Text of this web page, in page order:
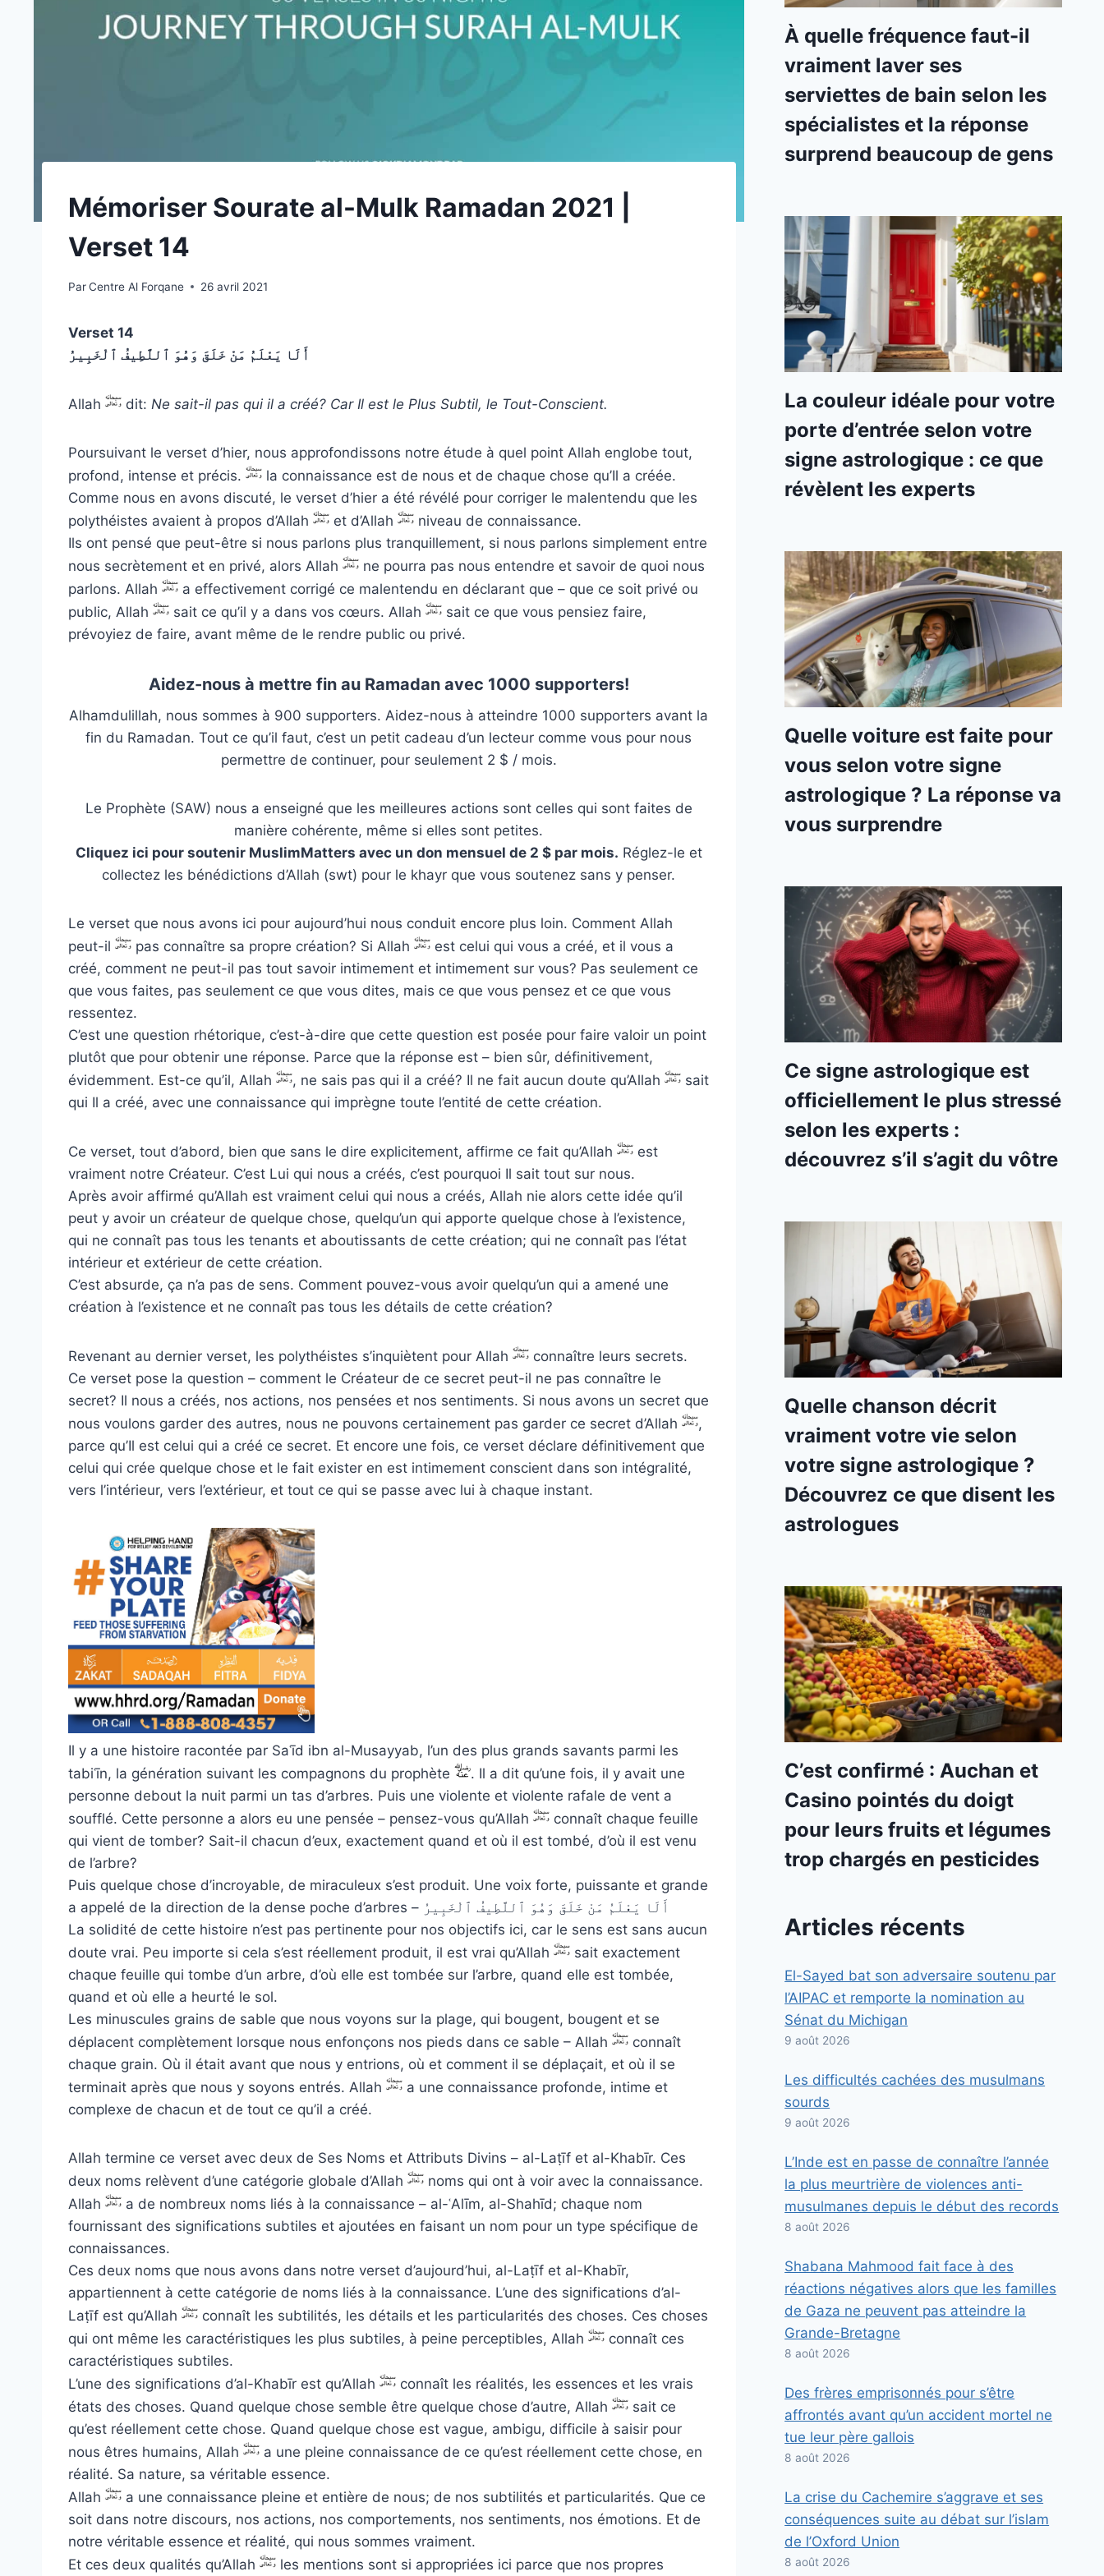
Mémoriser Sourate al-Mulk Ramadan 2021 |
Verset 14
ParCentre Al Forqane 26 avril 2021
Verset 14
أَلَا يَعْلَمُ مَنْ خَلَقَ وَهُوَ ٱللَّطِيفُ ٱلْخَبِيرُ
Allah dit: Ne sait-il pas qui il a créé? Car Il est le Plus Subtil, le Tout-Conscient.
Poursuivant le verset d’hier, nous approfondissons notre étude à quel point Allah englobe tout,
profond, intense et précis.
la connaissance est de nous et de chaque chose qu’Il a créée.
Comme nous en avons discuté, le verset d’hier a été révélé pour corriger le malentendu que les
polythéistes avaient à propos d’Allah
et d’Allah
niveau de connaissance.
Ils ont pensé que peut-être si nous parlons plus tranquillement, si nous parlons simplement entre
nous secrètement et en privé, alors Allah
ne pourra pas nous entendre et savoir de quoi nous
parlons. Allah
a effectivement corrigé ce malentendu en déclarant que – que ce soit privé ou
public, Allah
sait ce qu’il y a dans vos cœurs. Allah
sait ce que vous pensiez faire,
prévoyiez de faire, avant même de le rendre public ou privé.
Aidez-nous à mettre fin au Ramadan avec 1000 supporters!
Alhamdulillah, nous sommes à 900 supporters. Aidez-nous à atteindre 1000 supporters avant la
fin du Ramadan. Tout ce qu’il faut, c’est un petit cadeau d’un lecteur comme vous pour nous
permettre de continuer, pour seulement 2 $ / mois.
Le Prophète (SAW) nous a enseigné que les meilleures actions sont celles qui sont faites de
manière cohérente, même si elles sont petites.
Cliquez ici pour soutenir MuslimMatters avec un don mensuel de 2 $ par mois. Réglez-le et
collectez les bénédictions d’Allah (swt) pour le khayr que vous soutenez sans y penser.
Le verset que nous avons ici pour aujourd’hui nous conduit encore plus loin. Comment Allah
peut-il
pas connaître sa propre création? Si Allah
est celui qui vous a créé, et il vous a
créé, comment ne peut-il pas tout savoir intimement et intimement sur vous? Pas seulement ce
que vous faites, pas seulement ce que vous dites, mais ce que vous pensez et ce que vous
ressentez.
C’est une question rhétorique, c’est-à-dire que cette question est posée pour faire valoir un point
plutôt que pour obtenir une réponse. Parce que la réponse est – bien sûr, définitivement,
évidemment. Est-ce qu’il, Allah
, ne sais pas qui il a créé? Il ne fait aucun doute qu’Allah
sait
qui Il a créé, avec une connaissance qui imprègne toute l’entité de cette création.
Ce verset, tout d’abord, bien que sans le dire explicitement, affirme ce fait qu’Allah
est
vraiment notre Créateur. C’est Lui qui nous a créés, c’est pourquoi Il sait tout sur nous.
Après avoir affirmé qu’Allah est vraiment celui qui nous a créés, Allah nie alors cette idée qu’il
peut y avoir un créateur de quelque chose, quelqu’un qui apporte quelque chose à l’existence,
qui ne connaît pas tous les tenants et aboutissants de cette création; qui ne connaît pas l’état
intérieur et extérieur de cette création.
C’est absurde, ça n’a pas de sens. Comment pouvez-vous avoir quelqu’un qui a amené une
création à l’existence et ne connaît pas tous les détails de cette création?
Revenant au dernier verset, les polythéistes s’inquiètent pour Allah
connaître leurs secrets.
Ce verset pose la question – comment le Créateur de ce secret peut-il ne pas connaître le
secret? Il nous a créés, nos actions, nos pensées et nos sentiments. Si nous avons un secret que
nous voulons garder des autres, nous ne pouvons certainement pas garder ce secret d’Allah
,
parce qu’Il est celui qui a créé ce secret. Et encore une fois, ce verset déclare définitivement que
celui qui crée quelque chose et le fait exister en est intimement conscient dans son intégralité,
vers l’intérieur, vers l’extérieur, et tout ce qui se passe avec lui à chaque instant.
Il y a une histoire racontée par Saʿīd ibn al-Musayyab, l’un des plus grands savants parmi les
tabiʿīn, la génération suivant les compagnons du prophète
. Il a dit qu’une fois, il y avait une
personne debout la nuit parmi un tas d’arbres. Puis une violente et violente rafale de vent a
soufflé. Cette personne a alors eu une pensée – pensez-vous qu’Allah
connaît chaque feuille
qui vient de tomber? Sait-il chacun d’eux, exactement quand et où il est tombé, d’où il est venu
de l’arbre?
Puis quelque chose d’incroyable, de miraculeux s’est produit. Une voix forte, puissante et grande
a appelé de la direction de la dense poche d’arbres – أَلَا يَعْلَمُ مَنْ خَلَقَ وَهُوَ ٱللَّطِيفُ ٱلْخَبِيرُ
La solidité de cette histoire n’est pas pertinente pour nos objectifs ici, car le sens est sans aucun
doute vrai. Peu importe si cela s’est réellement produit, il est vrai qu’Allah
sait exactement
chaque feuille qui tombe d’un arbre, d’où elle est tombée sur l’arbre, quand elle est tombée,
quand et où elle a heurté le sol.
Les minuscules grains de sable que nous voyons sur la plage, qui bougent, bougent et se
déplacent complètement lorsque nous enfonçons nos pieds dans ce sable – Allah
connaît
chaque grain. Où il était avant que nous y entrions, où et comment il se déplaçait, et où il se
terminait après que nous y soyons entrés. Allah
a une connaissance profonde, intime et
complexe de chacun et de tout ce qu’il a créé.
Allah termine ce verset avec deux de Ses Noms et Attributs Divins – al-Laṭīf et al-Khabīr. Ces
deux noms relèvent d’une catégorie globale d’Allah
noms qui ont à voir avec la connaissance.
Allah
a de nombreux noms liés à la connaissance – al-ʿAlīm, al-Shahīd; chaque nom
fournissant des significations subtiles et ajoutées en faisant un nom pour un type spécifique de
connaissances.
Ces deux noms que nous avons dans notre verset d’aujourd’hui, al-Laṭīf et al-Khabīr,
appartiennent à cette catégorie de noms liés à la connaissance. L’une des significations d’al-
Laṭīf est qu’Allah
connaît les subtilités, les détails et les particularités des choses. Ces choses
qui ont même les caractéristiques les plus subtiles, à peine perceptibles, Allah
connaît ces
caractéristiques subtiles.
L’une des significations d’al-Khabīr est qu’Allah
connaît les réalités, les essences et les vrais
états des choses. Quand quelque chose semble être quelque chose d’autre, Allah
sait ce
qu’est réellement cette chose. Quand quelque chose est vague, ambigu, difficile à saisir pour
nous êtres humains, Allah
a une pleine connaissance de ce qu’est réellement cette chose, en
réalité. Sa nature, sa véritable essence.
Allah
a une connaissance pleine et entière de nous; de nos subtilités et particularités. Que ce
soit dans notre discours, nos actions, nos comportements, nos sentiments, nos émotions. Et de
notre véritable essence et réalité, qui nous sommes vraiment.
Et ces deux qualités qu’Allah
les mentions sont si appropriées ici parce que nos propres
À quelle fréquence faut-il
vraiment laver ses
serviettes de bain selon les
spécialistes et la réponse
surprend beaucoup de gens
La couleur idéale pour votre
porte d’entrée selon votre
signe astrologique : ce que
révèlent les experts
Quelle voiture est faite pour
vous selon votre signe
astrologique ? La réponse va
vous surprendre
Ce signe astrologique est
officiellement le plus stressé
selon les experts :
découvrez s’il s’agit du vôtre
Quelle chanson décrit
vraiment votre vie selon
votre signe astrologique ?
Découvrez ce que disent les
astrologues
C’est confirmé : Auchan et
Casino pointés du doigt
pour leurs fruits et légumes
trop chargés en pesticides
Articles récents
El-Sayed bat son adversaire soutenu par
l’AIPAC et remporte la nomination au
Sénat du Michigan
9 août 2026
Les difficultés cachées des musulmans
sourds
9 août 2026
L’Inde est en passe de connaître l’année
la plus meurtrière de violences anti-
musulmanes depuis le début des records
8 août 2026
Shabana Mahmood fait face à des
réactions négatives alors que les familles
de Gaza ne peuvent pas atteindre la
Grande-Bretagne
8 août 2026
Des frères emprisonnés pour s’être
affrontés avant qu’un accident mortel ne
tue leur père gallois
8 août 2026
La crise du Cachemire s’aggrave et ses
conséquences suite au débat sur l’islam
de l’Oxford Union
8 août 2026